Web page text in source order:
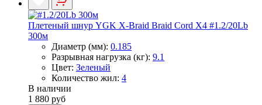
Плетеный шнур YGK X-Braid Braid Cord X4 #1.2/20Lb
300м
Диаметр (мм): 0.185
Разрывная нагрузка (кг): 9.1
Цвет: Зеленый
Количество жил: 4
В наличии
1 880 руб